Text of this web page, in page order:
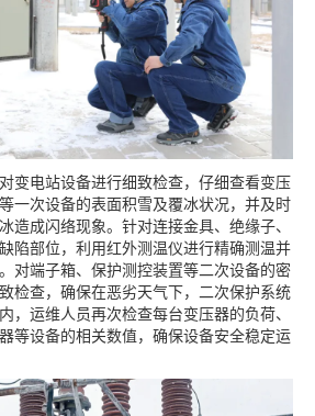
变电站设备进行细致检查，仔细查看变压
一次设备的表面积雪及覆冰状况，并及时
造成闪络现象。针对连接金具、绝缘子、
陷部位，利用红外测温仪进行精确测温并
对端子箱、保护测控装置等二次设备的密
检查，确保在恶劣天气下，二次保护系统
，运维人员再次检查每台变压器的负荷、
等设备的相关数值，确保设备安全稳定运